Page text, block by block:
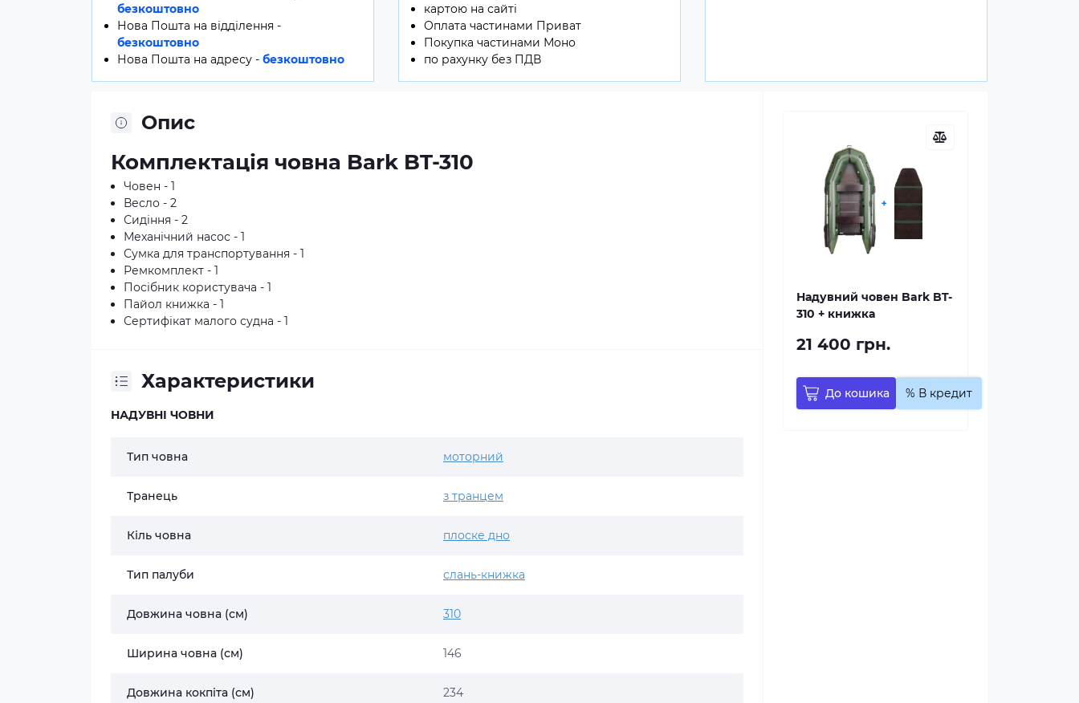
безкоштовно
Нова Пошта на відділення -
безкоштовно
Нова Пошта на адресу - безкоштовно
картою на сайті
Оплата частинами Приват
Покупка частинами Моно
по рахунку без ПДВ
Опис
Комплектація човна Bark BT-310
Човен - 1
Весло - 2
Сидіння - 2
Механічний насос - 1
Сумка для транспортування - 1
Ремкомплект - 1
Посібник користувача - 1
Пайол книжка - 1
Сертифікат малого судна - 1
Характеристики
НАДУВНІ ЧОВНИ
Тип човна моторний
Транець з транцем
Кіль човна плоске дно
Тип палуби слань-книжка
Довжина човна (см) 310
Ширина човна (см) 146
Довжина кокпіта (см) 234
Надувний човен Bark BT-
310 + книжка
21 400 грн.
До кошика % В кредит